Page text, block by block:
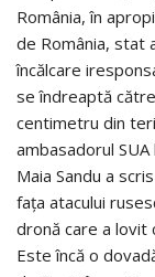
România, în
de România, stat
încălcare
se îndreaptă
centimetru din
ambasadorul
Maia Sandu a
fața atacului
dronă care a lovit
Este încă o